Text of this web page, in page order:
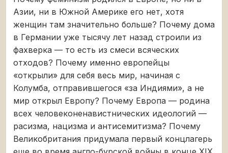
Азии, ни в Южной Америке его нет, хотя
женщин там значительно больше? Почему дома
в Германии уже тысячу лет назад строили из
фахверка — то есть из смеси всяческих
отходов? Почему именно европейцы
«открыли» для себя весь мир, начиная с
Колумба, отправившегося «за Индиями», а не
мир открыл Европу? Почему Европа — родина
всех человеконенавистнических идеологий —
расизма, нацизма и антисемитизма? Почему
Великобритания придумала первый концлагерь